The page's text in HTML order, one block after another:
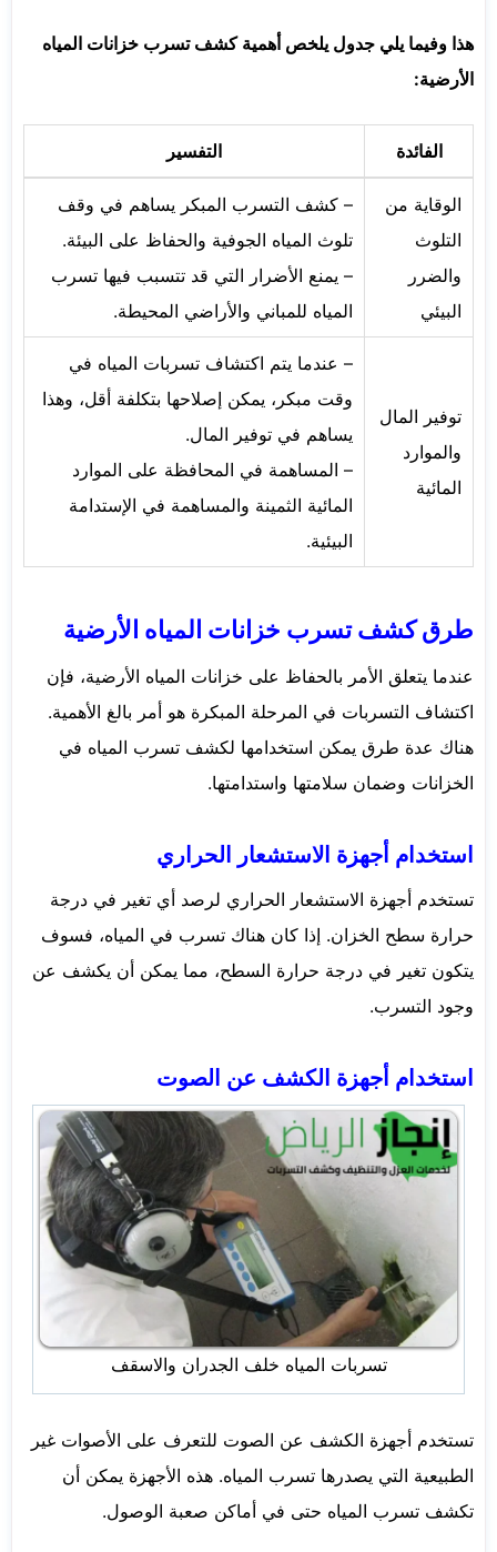
هذا وفيما يلي جدول يلخص أهمية كشف تسرب خزانات المياه
الأرضية:
الفائدة التفسير
الوقاية من
التلوث
والضرر
البيئي
– كشف التسرب المبكر يساهم في وقف
تلوث المياه الجوفية والحفاظ على البيئة.
– يمنع الأضرار التي قد تتسبب فيها تسرب
المياه للمباني والأراضي المحيطة.
توفير المال
والموارد
المائية
– عندما يتم اكتشاف تسربات المياه في
وقت مبكر، يمكن إصلاحها بتكلفة أقل، وهذا
يساهم في توفير المال.
– المساهمة في المحافظة على الموارد
المائية الثمينة والمساهمة في الإستدامة
البيئية.
طرق كشف تسرب خزانات المياه الأرضية
عندما يتعلق الأمر بالحفاظ على خزانات المياه الأرضية، فإن
اكتشاف التسربات في المرحلة المبكرة هو أمر بالغ الأهمية.
هناك عدة طرق يمكن استخدامها لكشف تسرب المياه في
الخزانات وضمان سلامتها واستدامتها.
استخدام أجهزة الاستشعار الحراري
تستخدم أجهزة الاستشعار الحراري لرصد أي تغير في درجة
حرارة سطح الخزان. إذا كان هناك تسرب في المياه، فسوف
يتكون تغير في درجة حرارة السطح، مما يمكن أن يكشف عن
وجود التسرب.
استخدام أجهزة الكشف عن الصوت
تسربات المياه خلف الجدران والاسقف
تستخدم أجهزة الكشف عن الصوت للتعرف على الأصوات غير
الطبيعية التي يصدرها تسرب المياه. هذه الأجهزة يمكن أن
تكشف تسرب المياه حتى في أماكن صعبة الوصول.